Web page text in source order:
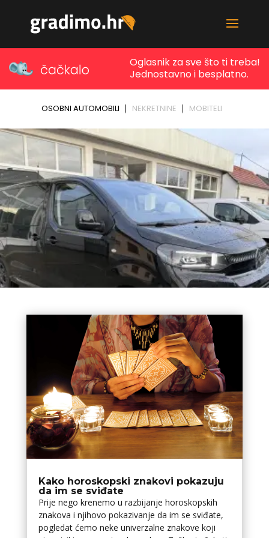
Kako horoskopski znakovi pokazuju
da im se sviđate
Prije nego krenemo u razbijanje horoskopskih
znakova i njihovo pokazivanje da im se sviđate,
pogledat ćemo neke univerzalne znakove koji